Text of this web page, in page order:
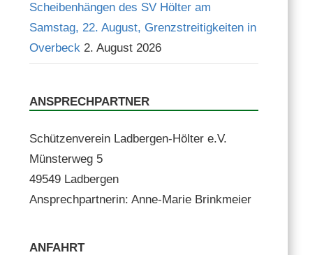
Scheibenhängen des SV Hölter am
Samstag, 22. August, Grenzstreitigkeiten in
Overbeck 2. August 2026
ANSPRECHPARTNER
Schützen­vere­in Lad­ber­gen-Höl­ter e.V.
Mün­ster­weg 5
49549 Ladbergen
Ansprech­part­ner­in: Anne-Marie Brinkmeier
ANFAHRT